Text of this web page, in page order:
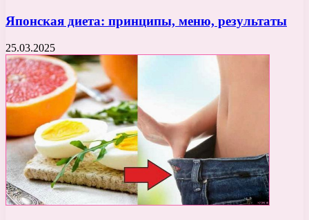
Японская диета: принципы, меню, результаты
25.03.2025